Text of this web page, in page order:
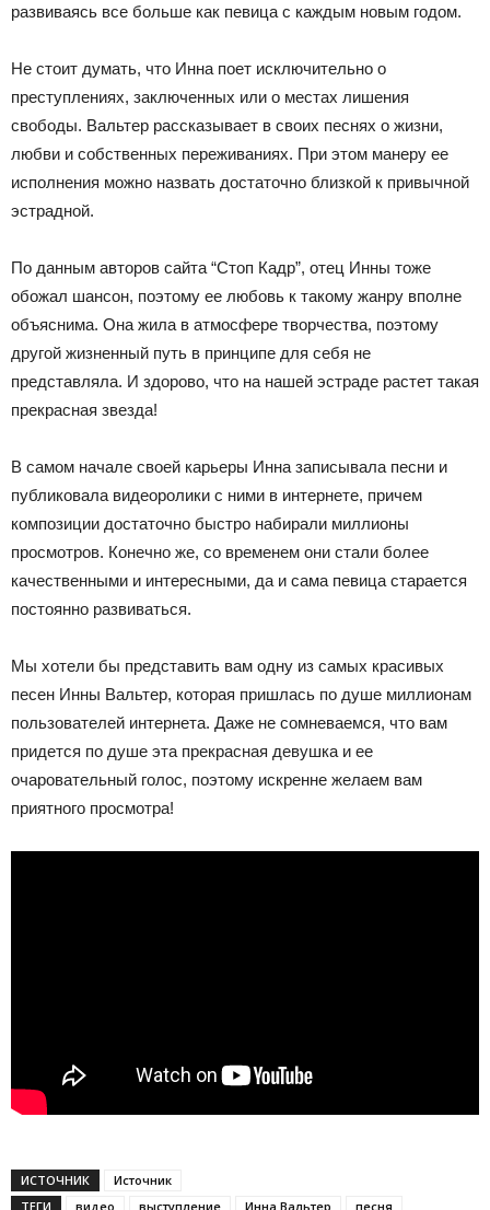
развиваясь все больше как певица с каждым новым годом.
Не стоит думать, что Инна поет исключительно о
преступлениях, заключенных или о местах лишения
свободы. Вальтер рассказывает в своих песнях о жизни,
любви и собственных переживаниях. При этом манеру ее
исполнения можно назвать достаточно близкой к привычной
эстрадной.
По данным авторов сайта “Стоп Кадр”, отец Инны тоже
обожал шансон, поэтому ее любовь к такому жанру вполне
объяснима. Она жила в атмосфере творчества, поэтому
другой жизненный путь в принципе для себя не
представляла. И здорово, что на нашей эстраде растет такая
прекрасная звезда!
В самом начале своей карьеры Инна записывала песни и
публиковала видеоролики с ними в интернете, причем
композиции достаточно быстро набирали миллионы
просмотров. Конечно же, со временем они стали более
качественными и интересными, да и сама певица старается
постоянно развиваться.
Мы хотели бы представить вам одну из самых красивых
песен Инны Вальтер, которая пришлась по душе миллионам
пользователей интернета. Даже не сомневаемся, что вам
придется по душе эта прекрасная девушка и ее
очаровательный голос, поэтому искренне желаем вам
приятного просмотра!
ИСТОЧНИК
Источник
ТЕГИ
видео выступление Инна Вальтер песня